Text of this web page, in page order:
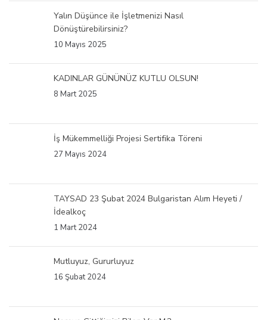
Yalın Düşünce ile İşletmenizi Nasıl
Dönüştürebilirsiniz?
10 Mayıs 2025
KADINLAR GÜNÜNÜZ KUTLU OLSUN!
8 Mart 2025
İş Mükemmelliği Projesi Sertifika Töreni
27 Mayıs 2024
TAYSAD 23 Şubat 2024 Bulgaristan Alım Heyeti /
İdealkoç
1 Mart 2024
Mutluyuz, Gururluyuz
16 Şubat 2024